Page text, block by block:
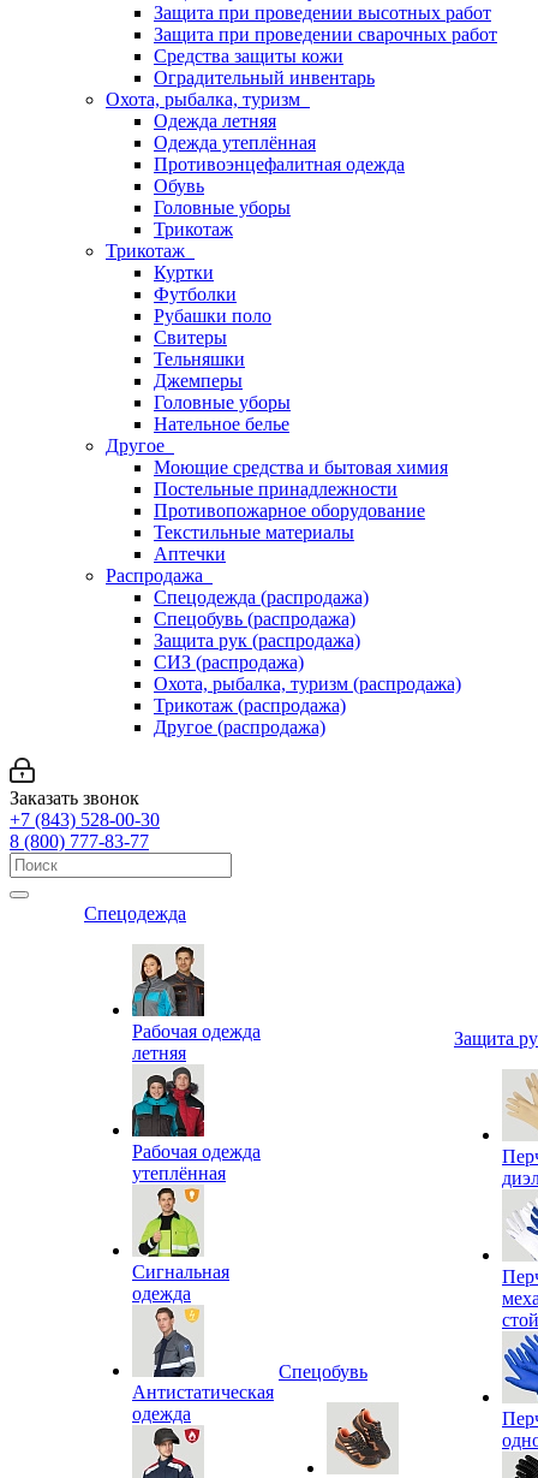
Защита при проведении высотных работ
Защита при проведении сварочных работ
Средства защиты кожи
Оградительный инвентарь
Охота, рыбалка, туризм
Одежда летняя
Одежда утеплённая
Противоэнцефалитная одежда
Обувь
Головные уборы
Трикотаж
Трикотаж
Куртки
Футболки
Рубашки поло
Свитеры
Тельняшки
Джемперы
Головные уборы
Нательное белье
Другое
Моющие средства и бытовая химия
Постельные принадлежности
Противопожарное оборудование
Текстильные материалы
Аптечки
Распродажа
Спецодежда (распродажа)
Спецобувь (распродажа)
Защита рук (распродажа)
СИЗ (распродажа)
Охота, рыбалка, туризм (распродажа)
Трикотаж (распродажа)
Другое (распродажа)
Заказать звонок
+7 (843) 528-00-30
8 (800) 777-83-77
Спецодежда
Рабочая одежда
летняя
Рабочая одежда
утеплённая
Сигнальная
одежда
Антистатическая
одежда
Спецобувь
Защита